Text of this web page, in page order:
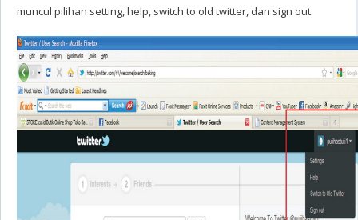
muncul pilihan setting, help, switch to old twitter, dan sign out.